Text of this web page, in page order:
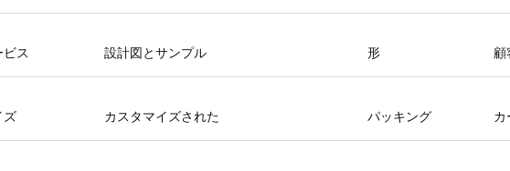
ス 設計図とサンプル 形 顧
ズ カスタマイズされた パッキング カ